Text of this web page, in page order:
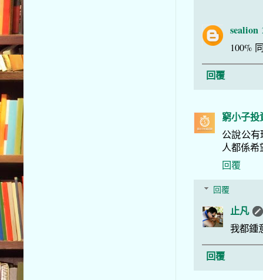
sealion
100%
回覆
窮小子投
公說公
人都係希
回覆
回覆
止凡
我都鍾
回覆